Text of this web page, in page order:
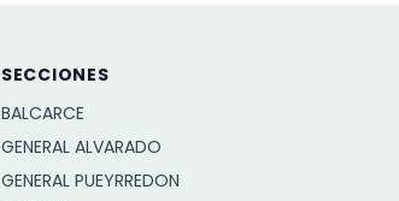
SECCIONES
BALCARCE
GENERAL ALVARADO
GENERAL PUEYRREDON